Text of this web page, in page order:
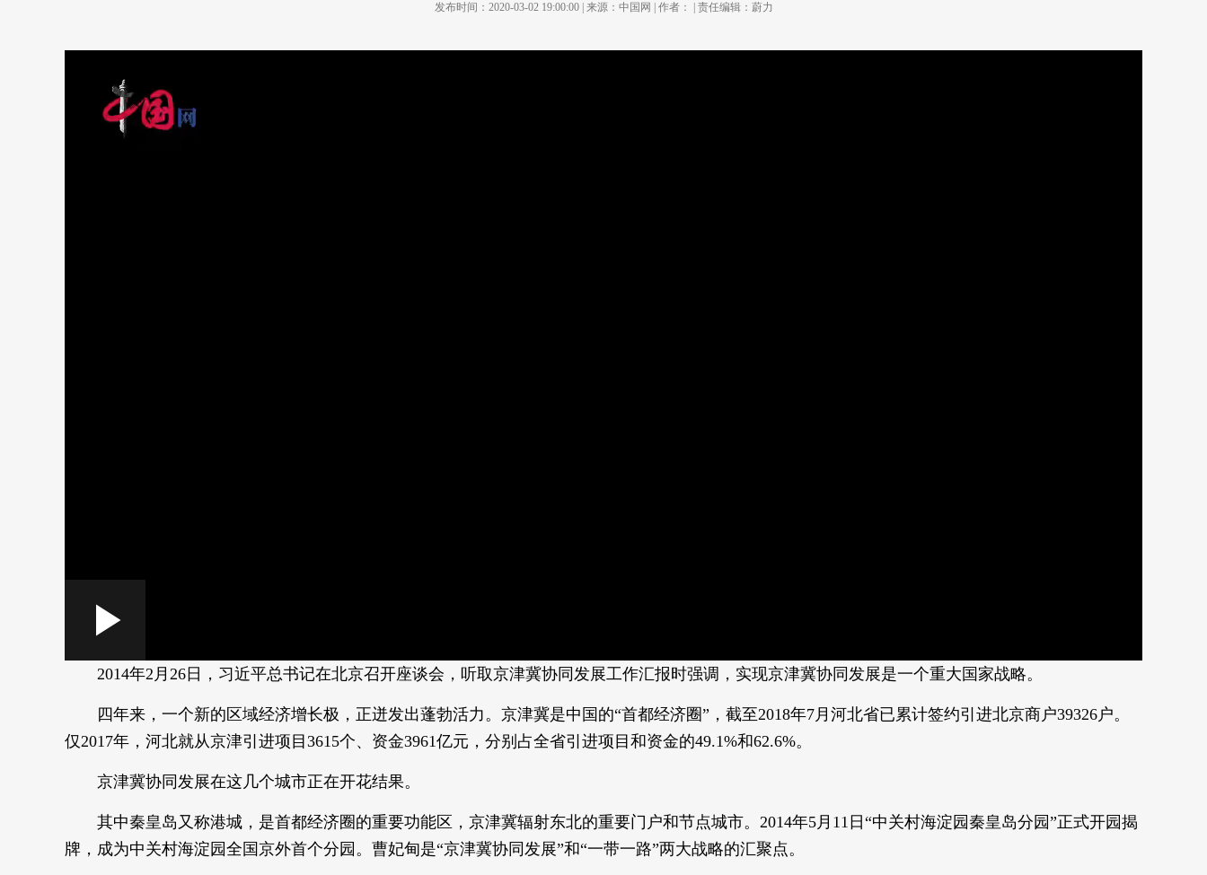
发布时间：2020-03-02 19:00:00 | 来源：中国网 | 作者： | 责任编辑：蔚力
Play
Video
Loaded
Picture
2014年2月26日，习近平总书记在北京召开座谈会，听取京津冀协同发展工作汇报时强调，实现京津冀协同发展是一个重大国家战略。
四年来，一个新的区域经济增长极，正迸发出蓬勃活力。京津冀是中国的“首都经济圈”，截至2018年7月河北省已累计签约引进北京商户39326户。
仅2017年，河北就从京津引进项目3615个、资金3961亿元，分别占全省引进项目和资金的49.1%和62.6%。
京津冀协同发展在这几个城市正在开花结果。
其中秦皇岛又称港城，是首都经济圈的重要功能区，京津冀辐射东北的重要门户和节点城市。2014年5月11日“中关村海淀园秦皇岛分园”正式开园揭
牌，成为中关村海淀园全国京外首个分园。曹妃甸是“京津冀协同发展”和“一带一路”两大战略的汇聚点。